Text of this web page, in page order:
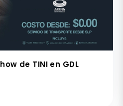
de TINI en GDL